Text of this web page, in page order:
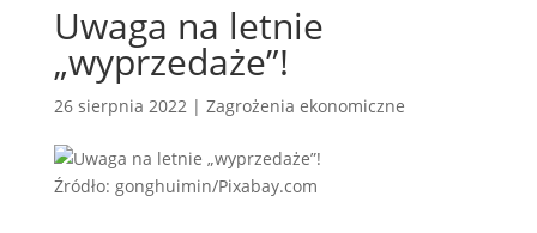
Uwaga na letnie
„wyprzedaże”!
26 sierpnia 2022| Zagrożenia ekonomiczne
Źródło: gonghuimin/Pixabay.com